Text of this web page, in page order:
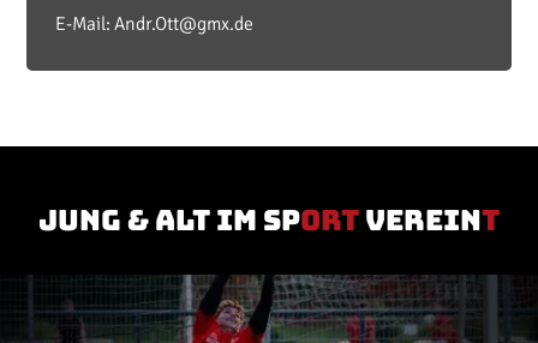
E-Mail: Andr.Ott@gmx.de
jung & Alt im Sportvereint